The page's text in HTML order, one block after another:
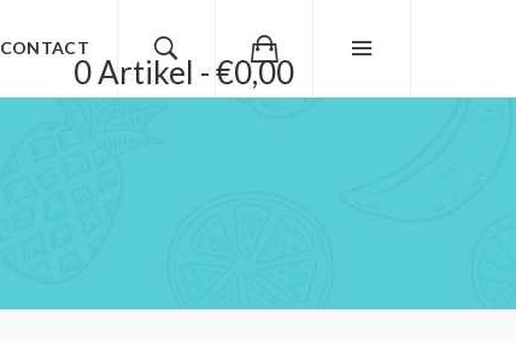
0 Artikel - €0,00
CONTACT